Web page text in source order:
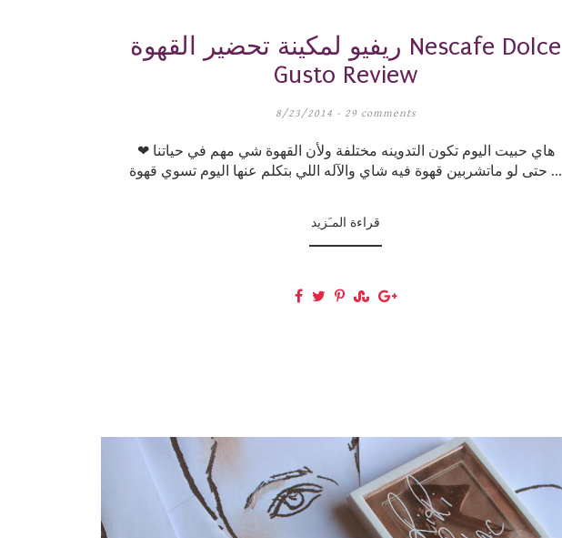
ريفيو لمكينة تحضير القهوة Nescafe Dolce
Gusto Review
8/23/2014 - 29 comments
هاي حبيت اليوم تكون التدوينه مختلفة ولأن القهوة شي مهم في حياتنا ❤
حتى لو ماتشربين قهوة فيه شاي والآله اللي بتكلم عنها اليوم تسوي قهوة...
قراءة المـَزيد